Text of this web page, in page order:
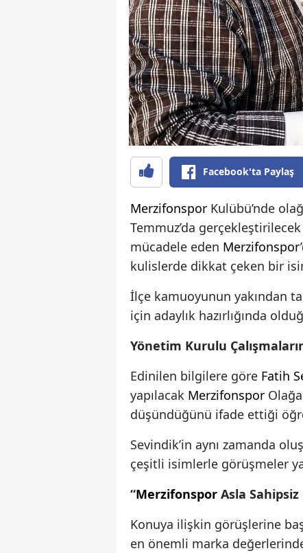
Facebook'ta Paylaş
Merzifonspor Kulübü’nde
Temmuz’da
mücadele eden Merzifonspor
kulislerde dikkat çeken bir
İlçe kamuoyunun yakından
için adaylık hazırlığında
Yönetim Kurulu
Edinilen bilgilere göre Fatih
yapılacak Merzifonspor
düşündüğünü ifade ettiği
Sevindik’in aynı zamanda
çeşitli isimlerle görüşmeler
“Merzifonspor Asla Sahipsiz
Konuya ilişkin görüşlerine
en önemli marka